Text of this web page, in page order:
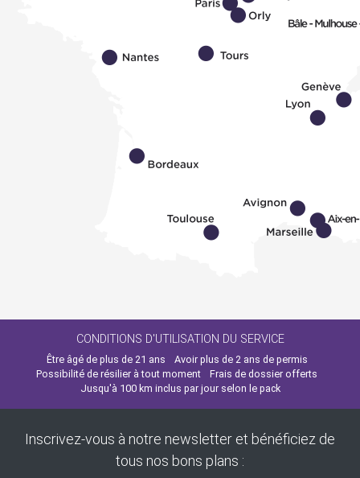
CONDITIONS D'UTILISATION DU SERVICE
Être âgé de plus de 21 ans
Avoir plus de 2 ans de permis
Possibilité de résilier à tout moment
Frais de dossier offerts
Jusqu'à 100 km inclus par jour selon le pack
Inscrivez-vous à notre newsletter et bénéficiez de
tous nos bons plans :